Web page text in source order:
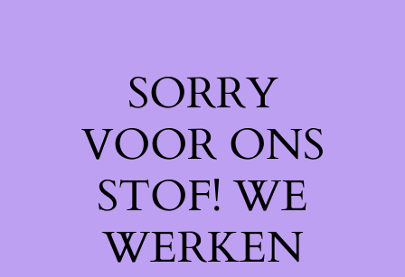
SORRY
VOOR ONS
STOF! WE
WERKEN